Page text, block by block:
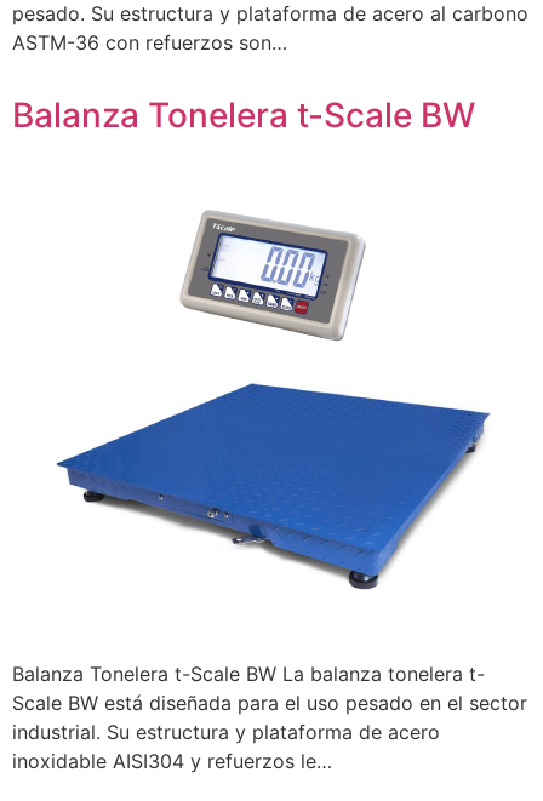
pesado. Su estructura y plataforma de acero al carbono
ASTM-36 con refuerzos son…
Balanza Tonelera t-Scale BW
Balanza Tonelera t-Scale BW La balanza tonelera t-
Scale BW está diseñada para el uso pesado en el sector
industrial. Su estructura y plataforma de acero
inoxidable AISI304 y refuerzos le…